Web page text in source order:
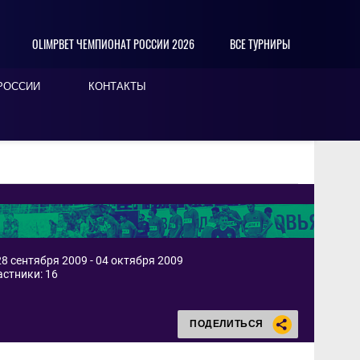
OLIMPBET ЧЕМПИОНАТ РОССИИ 2026 ВСЕ ТУРНИРЫ
КОНТАКТЫ
сентября 2009 - 04 октября 2009
16
ПОДЕЛИТЬСЯ